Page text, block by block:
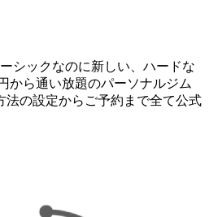
シックなのに新しい、​ハードな
から通い放題のパーソナルジム
法の設定からご予約まで全て​公式